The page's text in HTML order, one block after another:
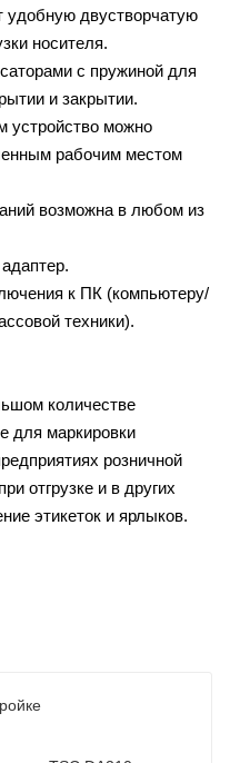
двустворчатую
носителя.
с пружиной для
и закрытии.
устройство можно
рабочим местом
возможна в любом из
к ПК (компьютеру/
техники).
количестве
для маркировки
розничной
отгрузке и в других
этикеток и ярлыков.